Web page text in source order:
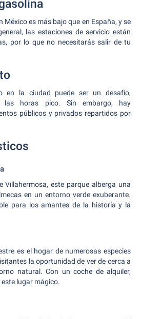
México es más bajo que en España, y se
las estaciones de servicio están
por lo que no necesitarás salir de tu
en la ciudad puede ser un desafío,
las horas pico. Sin embargo, hay
públicos y privados repartidos por
Villahermosa, este parque alberga una
en un entorno verde exuberante.
para los amantes de la historia y la
es el hogar de numerosas especies
la oportunidad de ver de cerca a
natural. Con un coche de alquiler,
lugar mágico.